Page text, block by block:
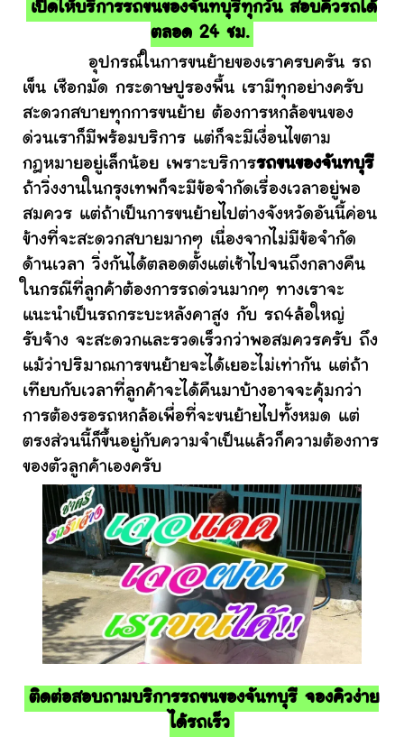
เปิดให้บริการรถขนของจันทบุรีทุกวัน สอบคิวรถได้
ตลอด 24 ชม.
อุปกรณ์ในการขนย้ายของเราครบครัน รถ
เข็น เชือกมัด กระดาษปูรองพื้น เรามีทุกอย่างครับ
สะดวกสบายทุกการขนย้าย ต้องการหกล้อขนของ
ด่วนเราก็มีพร้อมบริการ แต่ก็จะมีเงื่อนไขตาม
กฎหมายอยู่เล็กน้อย เพราะบริการรถขนของจันทบุรี
ถ้าวิ่งงานในกรุงเทพก็จะมีข้อจำกัดเรื่องเวลาอยู่พอ
สมควร แต่ถ้าเป็นการขนย้ายไปต่างจังหวัดอันนี้ค่อน
ข้างที่จะสะดวกสบายมากๆ เนื่องจากไม่มีข้อจำกัด
ด้านเวลา วิ่งกันได้ตลอดตั้งแต่เช้าไปจนถึงกลางคืน
ในกรณีที่ลูกค้าต้องการรถด่วนมากๆ ทางเราจะ
แนะนำเป็นรถกระบะหลังคาสูง กับ รถ4ล้อใหญ่
รับจ้าง จะสะดวกและรวดเร็วกว่าพอสมควรครับ ถึง
แม้ว่าปริมาณการขนย้ายจะได้เยอะไม่เท่ากัน แต่ถ้า
เทียบกับเวลาที่ลูกค้าจะได้คืนมาบ้างอาจจะคุ้มกว่า
การต้องรอรถหกล้อเพื่อที่จะขนย้ายไปทั้งหมด แต่
ตรงส่วนนี้ก็ขึ้นอยู่กับความจำเป็นแล้วก็ความต้องการ
ของตัวลูกค้าเองครับ
ติดต่อสอบถามบริการรถขนของจันทบุรี จองคิวง่าย
ได้รถเร็ว